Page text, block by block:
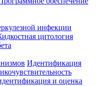
инфекции
цитология
Идентификация
и оценка